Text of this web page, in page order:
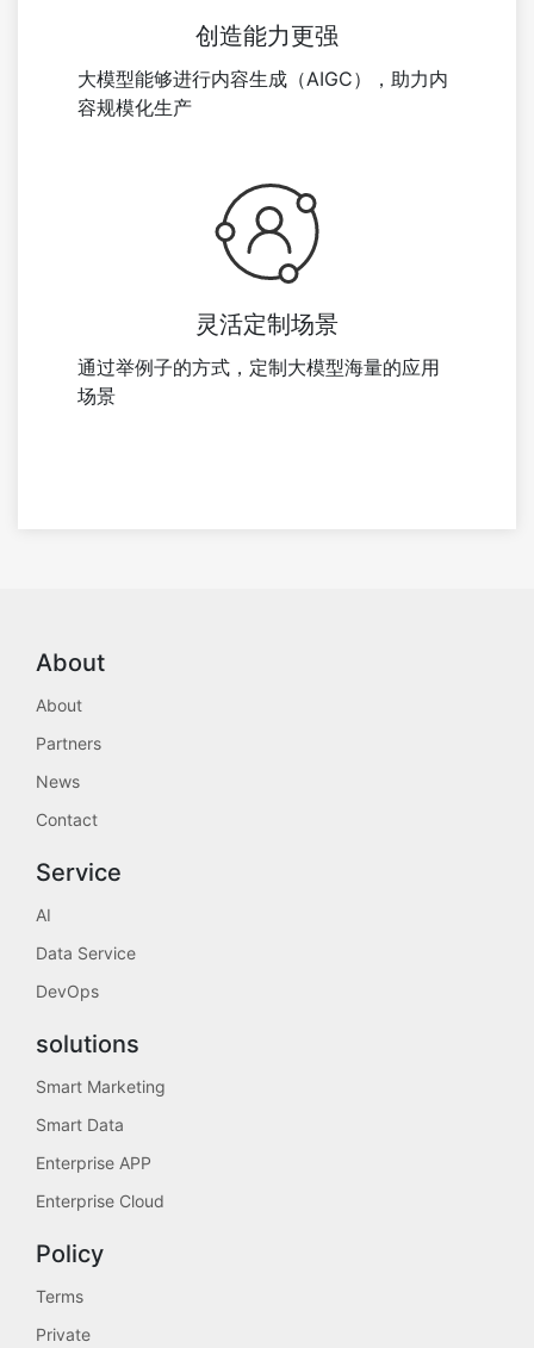
创造能力更强
大模型能够进行内容生成（AIGC），助力内
容规模化生产
灵活定制场景
通过举例子的方式，定制大模型海量的应用
场景
About
About
Partners
News
Contact
Service
AI
Data Service
DevOps
solutions
Smart Marketing
Smart Data
Enterprise APP
Enterprise Cloud
Policy
Terms
Private